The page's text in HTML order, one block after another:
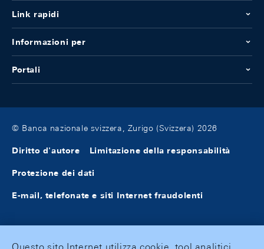
Link rapidi
Informazioni per
Portali
© Banca nazionale svizzera, Zurigo (Svizzera) 2026
Diritto d'autore Limitazione della responsabilità
Protezione dei dati
E-mail, telefonate e siti Internet fraudolenti